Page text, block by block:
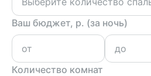
Ваш бюджет, р. (за ночь)
Количество комнат